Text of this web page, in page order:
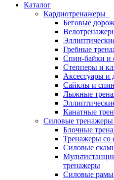
Каталог
Кардиотренажеры
Беговые
Гребные
Спин-байки и
Степперы и
Аксессуары и
Сайклы и
Лыжные
Канатные
Силовые тренажеры
Блочные
Тренажеры со
Силовые
тренажеры
Силовые рамы